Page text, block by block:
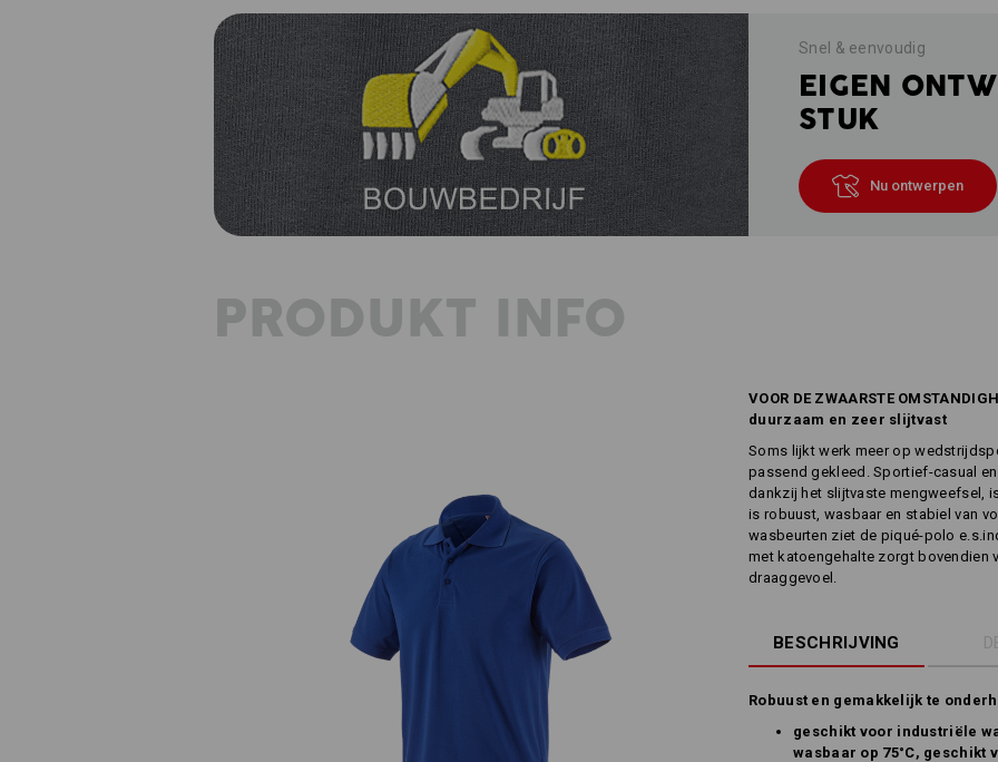
Snel & eenvoudig
EIGEN
STUK
Nu ontwerpen
PRODUKT INFO
VOOR DE ZWAARSTE
duurzaam en zeer slijtvast
Soms lijkt werk meer op
passend gekleed. Sportief-casual
dankzij het slijtvaste mengweefsel,
is robuust, wasbaar en stabiel van
wasbeurten ziet de piqué-polo
met katoengehalte zorgt bovendien
draaggevoel.
BESCHRIJVING
Robuust en gemakkelijk te
geschikt voor industriële
wasbaar op 75°C, geschikt